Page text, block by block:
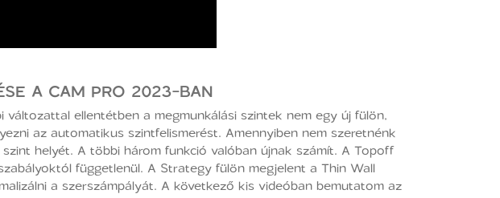
A CAM PRO 2023-BAN
ellentétben a megmunkálási szintek nem egy új fülön,
az automatikus szintfelismerést. Amennyiben nem szeretnénk
helyét. A többi három funkció valóban újnak számít. A Topoff
függetlenül. A Strategy fülön megjelent a Thin Wall
a szerszámpályát. A következő kis videóban bemutatom az